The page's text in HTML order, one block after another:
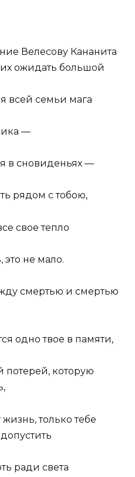
Велесову Кананита
ожидать большой
всей семьи мага
—
в сновиденьях —
рядом с тобою,
свое тепло
это не мало.
смертью и смертью
одно твое в памяти,
потерей, которую
только тебе
ради света